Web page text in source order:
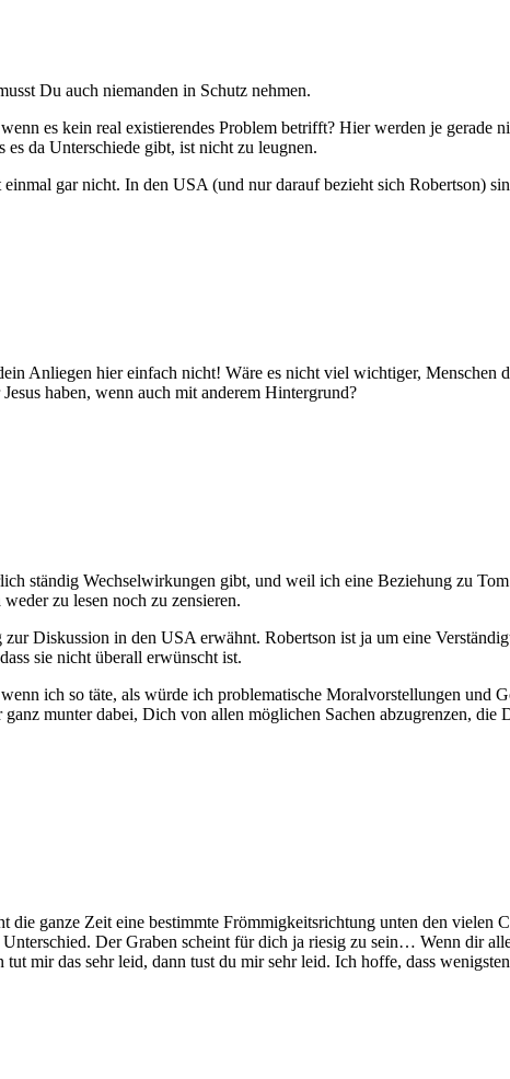
Du auch niemanden in Schutz nehmen.
es kein real existierendes Problem betrifft? Hier werden je
da Unterschiede gibt, ist nicht zu leugnen.
gar nicht. In den USA (und nur darauf bezieht sich Robertson)
Anliegen hier einfach nicht! Wäre es nicht viel wichtiger,
haben, wenn auch mit anderem Hintergrund?
ständig Wechselwirkungen gibt, und weil ich eine Beziehung zu
zu lesen noch zu zensieren.
Diskussion in den USA erwähnt. Robertson ist ja um eine
sie nicht überall erwünscht ist.
ich so täte, als würde ich problematische Moralvorstellungen und
munter dabei, Dich von allen möglichen Sachen abzugrenzen,
die ganze Zeit eine bestimmte Frömmigkeitsrichtung unten den vielen
Der Graben scheint für dich ja riesig zu sein… Wenn dir
mir das sehr leid, dann tust du mir sehr leid. Ich hoffe, dass